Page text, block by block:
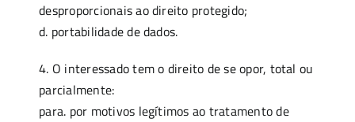
desproporcionais ao direito protegido;
d. portabilidade de dados.
4. O interessado tem o direito de se opor, total ou
parcialmente:
para. por motivos legítimos ao tratamento de